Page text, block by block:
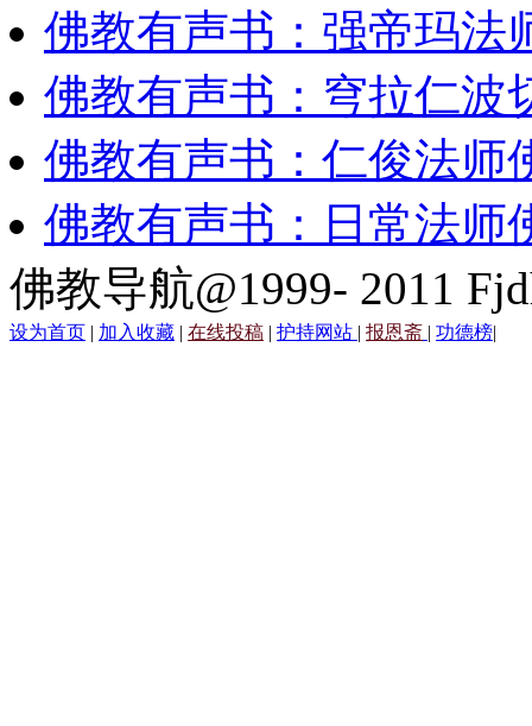
佛教有声书：强帝玛法
佛教有声书：穹拉仁波
佛教有声书：仁俊法师
佛教有声书：日常法师
佛教导航@1999- 2011
设为首页 | 加入收藏 | 在线投稿 | 护持网站 | 报恩斋 | 功德榜|